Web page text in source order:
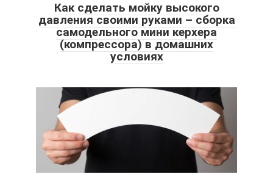
Как сделать мойку высокого
давления своими руками – сборка
самодельного мини керхера
(компрессора) в домашних
условиях